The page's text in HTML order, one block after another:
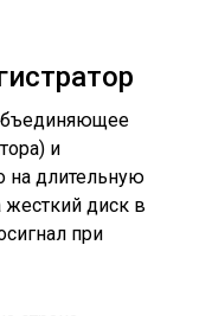
и
на длительную
диск в
при